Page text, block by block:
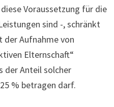
Voraussetzung für die
sind -, schränkt
der Aufnahme von
Elternschaft“
der Anteil solcher
% betragen darf.